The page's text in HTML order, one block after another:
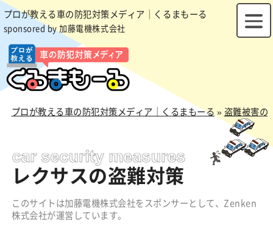
プロが教える車の防犯対策メディア｜くるまもーる
sponsored by 加藤電機株式会社
プロが教える車の防犯対策メディア｜くるまもーる »盗難被害の
レクサスの盗難対策
このサイトは加藤電機株式会社をスポンサーとして、Zenken
株式会社が運営しています。